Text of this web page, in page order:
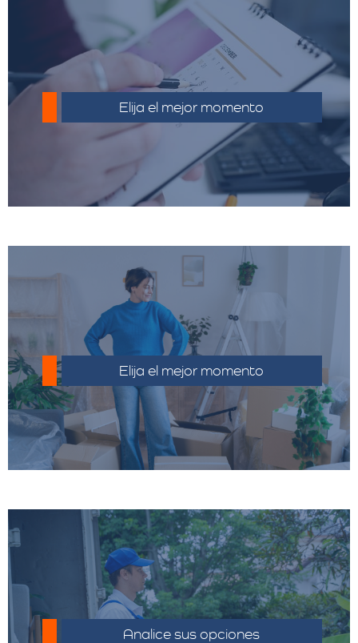
Elija el mejor momento
Planificar con tiempo tu mudanza puede
ayudarte a evitar costos adicionales de
último minuto.
Elija el mejor momento
Haz un inventario detallado y deshacerte
de objetos innecesarios puede reducir el
volumen y el costo.
Analice sus opciones
Compara precios y servicios de diferentes
proveedores.